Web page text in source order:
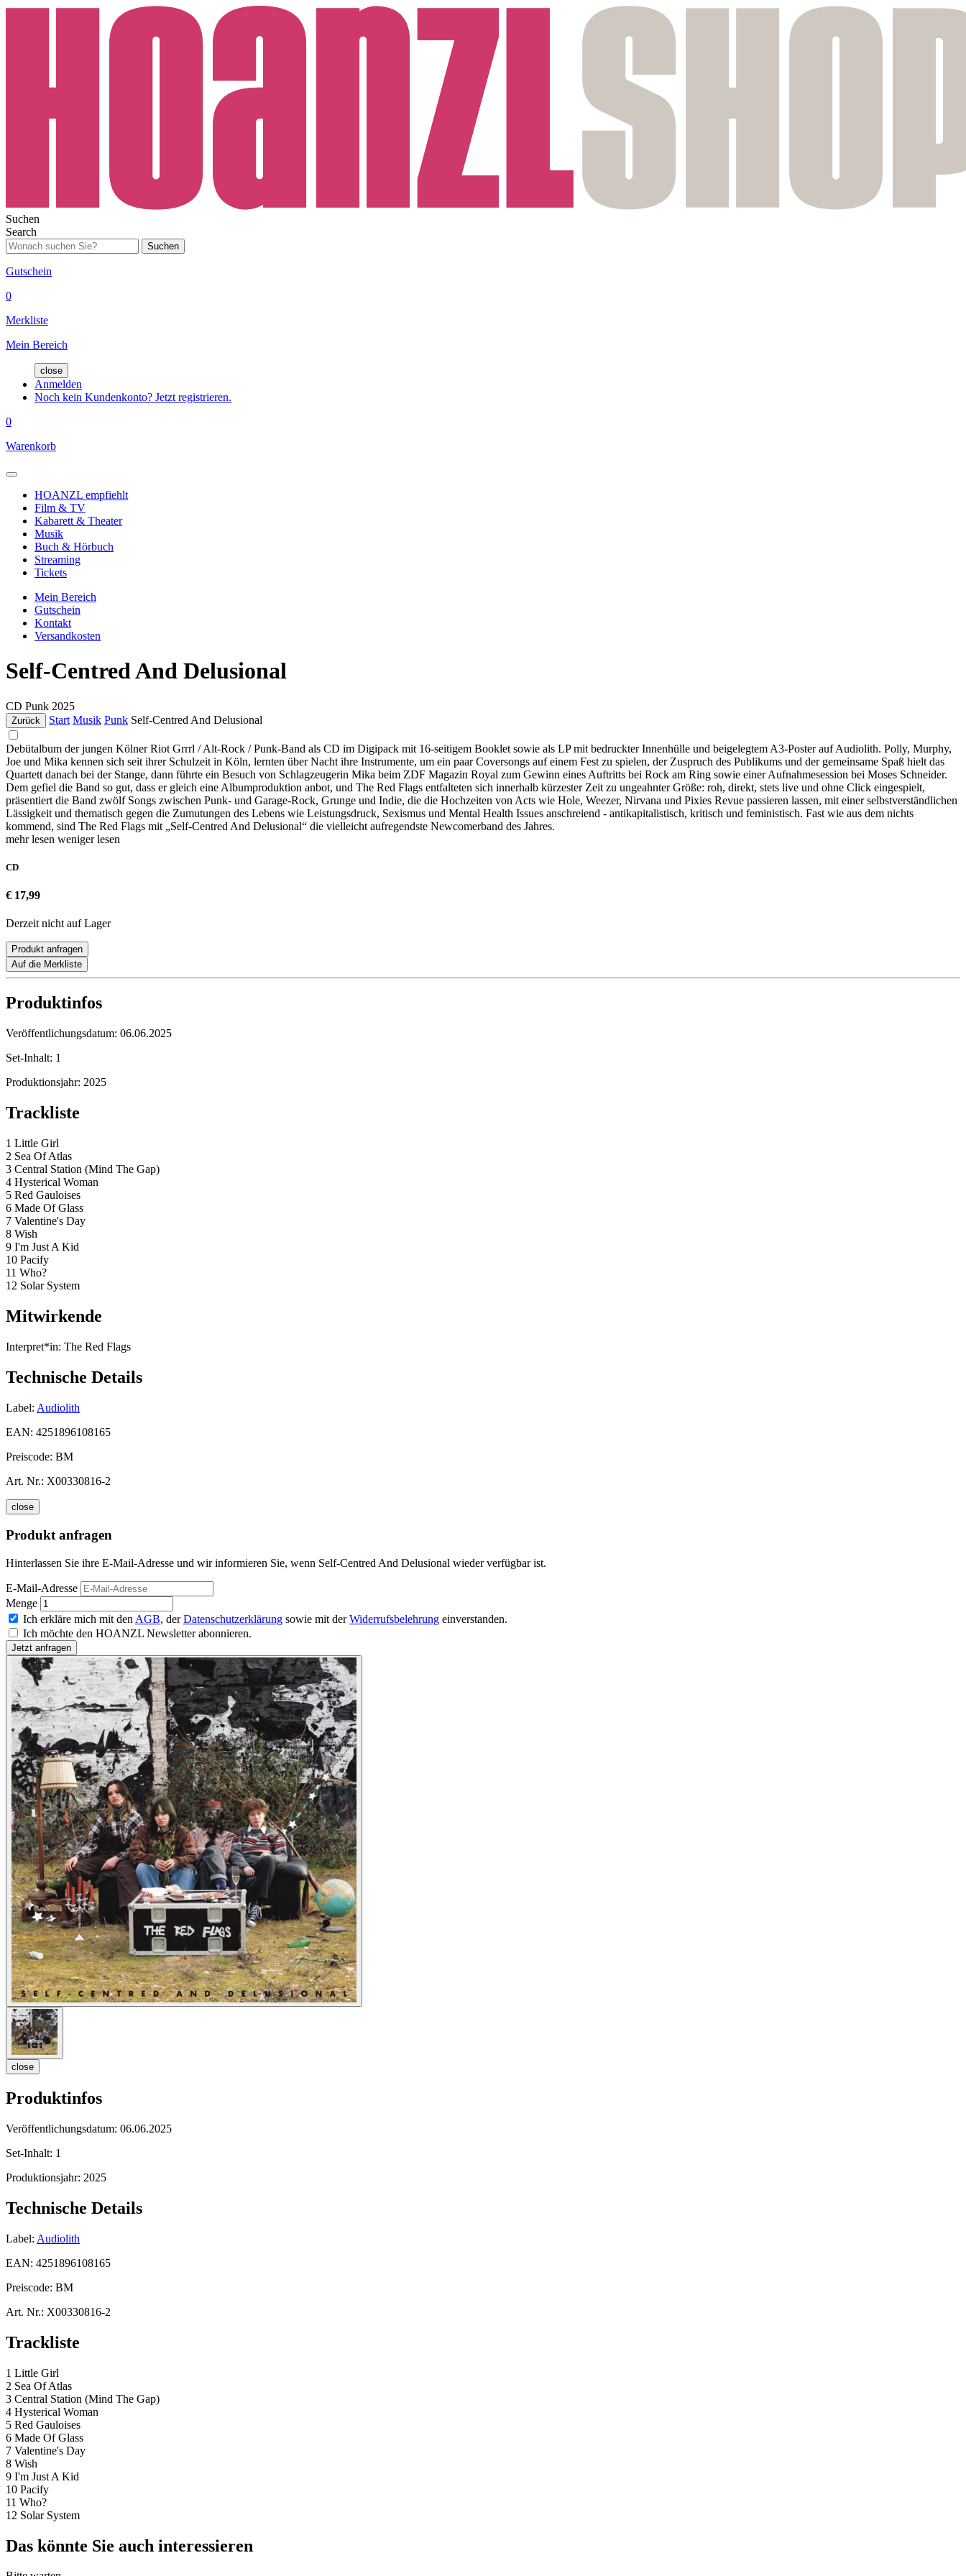
Suchen
Search
Suchen
Gutschein
0
Merkliste
Mein Bereich
close
Anmelden
Noch kein Kundenkonto? Jetzt registrieren.
0
Warenkorb
HOANZL empfiehlt
Film & TV
Kabarett & Theater
Musik
Buch & Hörbuch
Streaming
Tickets
Mein Bereich
Gutschein
Kontakt
Versandkosten
Self-Centred And Delusional
CD Punk 2025
Zurück Start Musik Punk Self-Centred And Delusional
Debütalbum der jungen Kölner Riot Grrrl / Alt-Rock / Punk-Band als CD im Digipack mit 16-seitigem Booklet sowie als LP mit bedruckter Innenhülle und beigelegtem A3-Poster auf Audiolith. Polly, Murphy,
Joe und Mika kennen sich seit ihrer Schulzeit in Köln, lernten über Nacht ihre Instrumente, um ein paar Coversongs auf einem Fest zu spielen, der Zuspruch des Publikums und der gemeinsame Spaß hielt das
Quartett danach bei der Stange, dann führte ein Besuch von Schlagzeugerin Mika beim ZDF Magazin Royal zum Gewinn eines Auftritts bei Rock am Ring sowie einer Aufnahmesession bei Moses Schneider.
Dem gefiel die Band so gut, dass er gleich eine Albumproduktion anbot, und The Red Flags entfalteten sich innerhalb kürzester Zeit zu ungeahnter Größe: roh, direkt, stets live und ohne Click eingespielt,
präsentiert die Band zwölf Songs zwischen Punk- und Garage-Rock, Grunge und Indie, die die Hochzeiten von Acts wie Hole, Weezer, Nirvana und Pixies Revue passieren lassen, mit einer selbstverständlichen
Lässigkeit und thematisch gegen die Zumutungen des Lebens wie Leistungsdruck, Sexismus und Mental Health Issues anschreiend - antikapitalistisch, kritisch und feministisch. Fast wie aus dem nichts
kommend, sind The Red Flags mit „Self-Centred And Delusional“ die vielleicht aufregendste Newcomerband des Jahres.
mehr lesen weniger lesen
CD
€ 17,99
Derzeit nicht auf Lager
Produkt anfragen
Auf die Merkliste
Produktinfos
Veröffentlichungsdatum: 06.06.2025
Set-Inhalt: 1
Produktionsjahr: 2025
Trackliste
1 Little Girl
2 Sea Of Atlas
3 Central Station (Mind The Gap)
4 Hysterical Woman
5 Red Gauloises
6 Made Of Glass
7 Valentine's Day
8 Wish
9 I'm Just A Kid
10 Pacify
11 Who?
12 Solar System
Mitwirkende
Interpret*in: The Red Flags
Technische Details
Label: Audiolith
EAN: 4251896108165
Preiscode: BM
Art. Nr.: X00330816-2
close
Produkt anfragen
Hinterlassen Sie ihre E-Mail-Adresse und wir informieren Sie, wenn Self-Centred And Delusional wieder verfügbar ist.
E-Mail-Adresse
Menge
Ich erkläre mich mit den AGB, derDatenschutzerklärung sowie mit derWiderrufsbelehrung einverstanden.
Ich möchte den HOANZL Newsletter abonnieren.
close
Produktinfos
Veröffentlichungsdatum: 06.06.2025
Set-Inhalt: 1
Produktionsjahr: 2025
Technische Details
Label: Audiolith
EAN: 4251896108165
Preiscode: BM
Art. Nr.: X00330816-2
Trackliste
1 Little Girl
2 Sea Of Atlas
3 Central Station (Mind The Gap)
4 Hysterical Woman
5 Red Gauloises
6 Made Of Glass
7 Valentine's Day
8 Wish
9 I'm Just A Kid
10 Pacify
11 Who?
12 Solar System
Das könnte Sie auch interessieren